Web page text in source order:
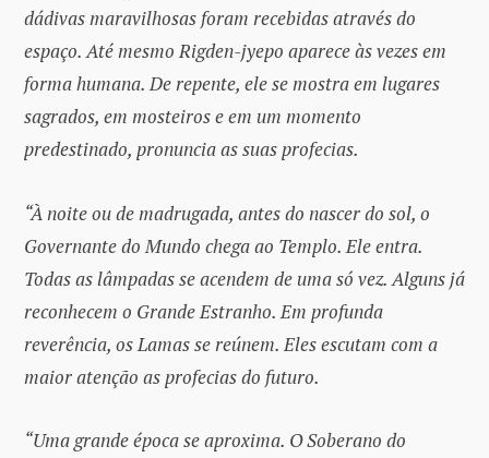
dádivas maravilhosas foram recebidas através do
espaço. Até mesmo Rigden-jyepo aparece às vezes em
forma humana. De repente, ele se mostra em lugares
sagrados, em mosteiros e em um momento
predestinado, pronuncia as suas profecias.
“À noite ou de madrugada, antes do nascer do sol, o
Governante do Mundo chega ao Templo. Ele entra.
Todas as lâmpadas se acendem de uma só vez. Alguns já
reconhecem o Grande Estranho. Em profunda
reverência, os Lamas se reúnem. Eles escutam com a
maior atenção as profecias do futuro.
“Uma grande época se aproxima. O Soberano do